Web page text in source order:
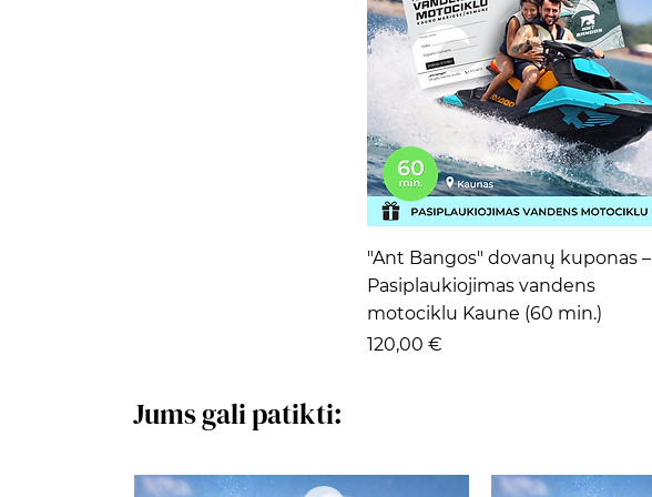
Greita peržiūra
"Ant Bangos" dovanų kuponas –
Pasiplaukiojimas vandens
motociklu Kaune (60 min.)
Kaina
120,00 €
Jums gali patikti: